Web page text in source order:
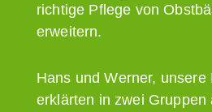
richtige Pflege von
erweitern.
Hans und Werner, unsere
erklärten in zwei Gruppen